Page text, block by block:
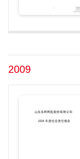
2009